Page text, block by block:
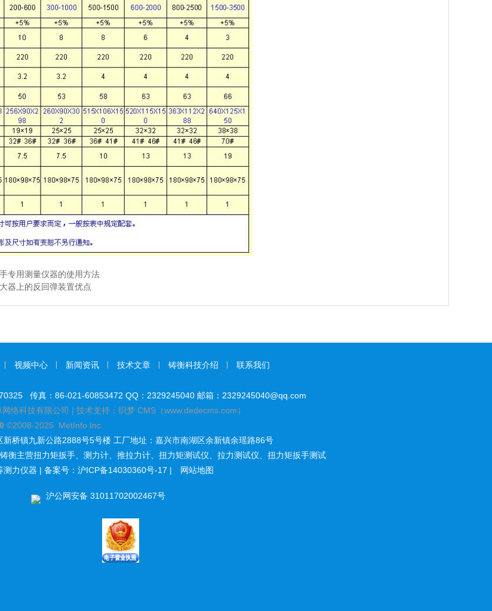
专用测量仪器的使用方法
器上的反回弹装置优点
视频中心 新闻资讯 技术文章 铸衡科技介绍 联系我们
传真：86-021-60853472 QQ：2329245040 邮箱：2329245040@qq.com
络科技有限公司 | 技术支持：织梦 CMS（www.dedecms.com）
©2008-2025 MetInfo Inc.
新桥镇九新公路2888号5号楼 工厂地址：嘉兴市南湖区余新镇余瑶路86号
铸衡主营扭力矩扳手 测力计 推拉力计 扭力矩测试仪 拉力测试仪
扭力矩扳手测试
测力仪器 | 备案号： 沪ICP备14030360号-17 | 网站地图
沪公网安备 31011702002467号